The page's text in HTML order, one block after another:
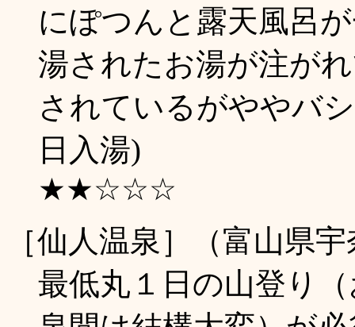
にぽつんと露天風呂
湯されたお湯が注が
されているがややバ
日入湯)
★★☆☆☆
［仙人温泉］（富山県
最低丸１日の山登り